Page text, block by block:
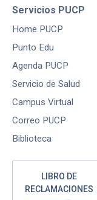
Servicios PUCP
Home PUCP
Punto Edu
Agenda PUCP
Servicio de Salud
Campus Virtual
Correo PUCP
Biblioteca
LIBRO DE
RECLAMACIONES